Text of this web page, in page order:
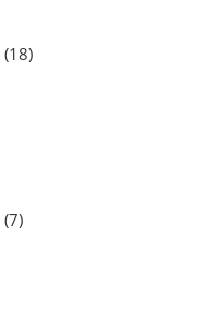
(18)
(7)